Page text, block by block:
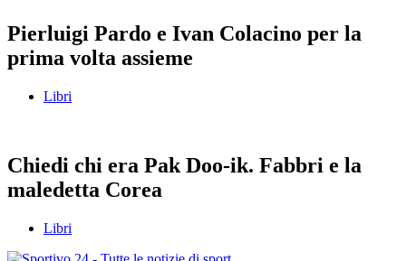
Pierluigi Pardo e Ivan Colacino per la
prima volta assieme
Libri
Chiedi chi era Pak Doo-ik. Fabbri e la
maledetta Corea
Libri